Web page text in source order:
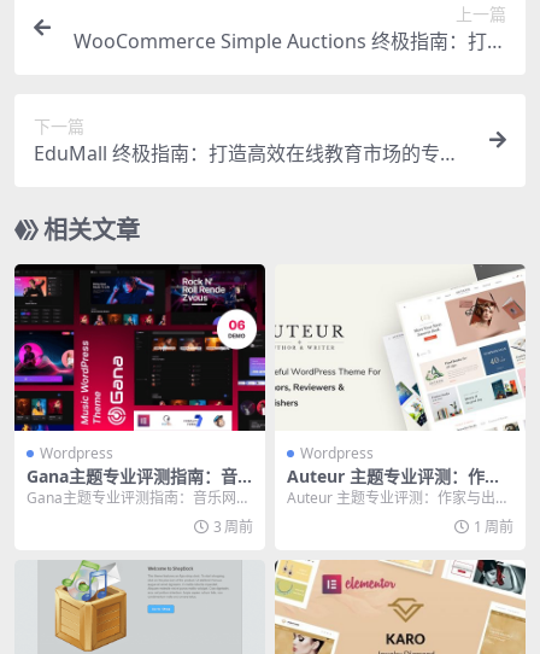
上一篇
WooCommerce Simple Auctions 终极指南：打造
下一篇
EduMall 终极指南：打造高效在线教育市场的专业
相关文章
Wordpress
Gana主题专业评测指南：音
乐网站高效建站的必备选择
Gana主题专业评测指南：音乐网站
高效建站的必备选择 音乐行业的网
3 周前
Wordpress
Auteur 主题专业评测：作家
与出版者的高效建站终极指南
Auteur 主题专业评测：作家与出版
者的高效建站终极指南 如果你是一
1 周前